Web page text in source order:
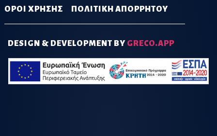
ΟΡΟΙ ΧΡΗΣΗΣ ΠΟΛΙΤΙΚΗ ΑΠΟΡΡΗΤΟΥ
DESIGN & DEVELOPMENT BY GRECO.APP